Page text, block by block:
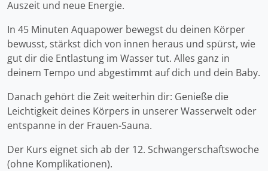
Auszeit und neue Energie.
In 45 Minuten Aquapower bewegst du deinen Körper
bewusst, stärkst dich von innen heraus und spürst, wie
gut dir die Entlastung im Wasser tut. Alles ganz in
deinem Tempo und abgestimmt auf dich und dein Baby.
Danach gehört die Zeit weiterhin dir: Genieße die
Leichtigkeit deines Körpers in unserer Wasserwelt oder
entspanne in der Frauen-Sauna.
Der Kurs eignet sich ab der 12. Schwangerschaftswoche
(ohne Komplikationen).